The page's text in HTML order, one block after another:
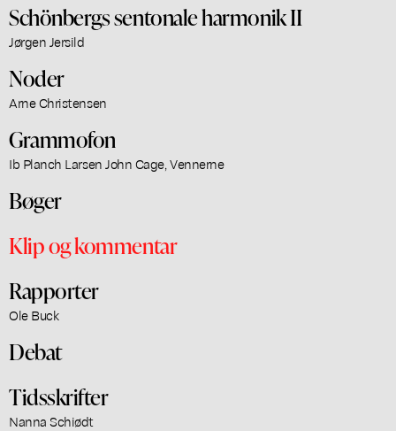
Schönbergs sentonale harmonik II
Jørgen Jersild
Noder
Arne Christensen
Grammofon
Ib Planch Larsen John Cage, Vennerne
Bøger
Klip og kommentar
Rapporter
Ole Buck
Debat
Tidsskrifter
Nanna Schiødt